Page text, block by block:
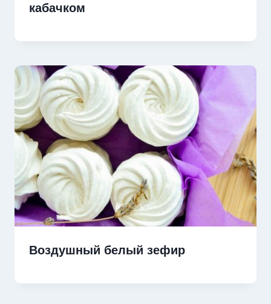
кабачком
Воздушный белый зефир